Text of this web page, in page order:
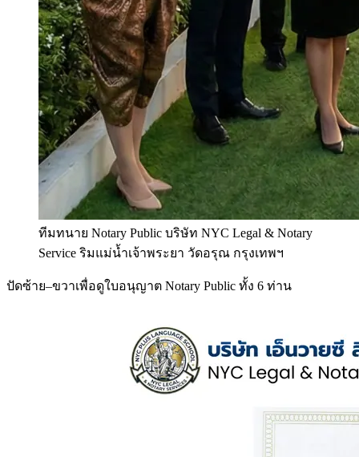
ทีมทนาย Notary Public บริษัท NYC Legal & Notary
Service ริมแม่น้ำเจ้าพระยา วัดอรุณ กรุงเทพฯ
ปัดซ้าย–ขวาเพื่อดูใบอนุญาต Notary Public ทั้ง 6 ท่าน